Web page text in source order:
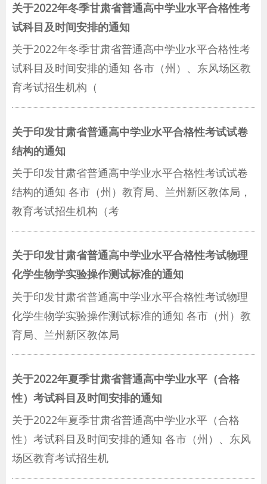
关于2022年冬季甘肃省普通高中学业水平合格性考
试科目及时间安排的通知
关于2022年冬季甘肃省普通高中学业水平合格性考
试科目及时间安排的通知 各市（州）、东风场区教
育考试招生机构（
关于印发甘肃省普通高中学业水平合格性考试试卷
结构的通知
关于印发甘肃省普通高中学业水平合格性考试试卷
结构的通知 各市（州）教育局、兰州新区教体局，
教育考试招生机构（考
关于印发甘肃省普通高中学业水平合格性考试物理
化学生物学实验操作测试标准的通知
关于印发甘肃省普通高中学业水平合格性考试物理
化学生物学实验操作测试标准的通知 各市（州）教
育局、兰州新区教体局
关于2022年夏季甘肃省普通高中学业水平（合格
性）考试科目及时间安排的通知
关于2022年夏季甘肃省普通高中学业水平（合格
性）考试科目及时间安排的通知 各市（州）、东风
场区教育考试招生机